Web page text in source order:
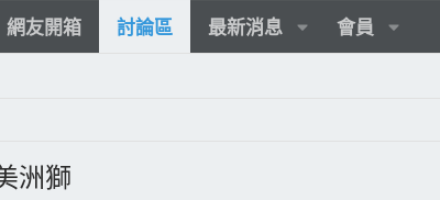
網友開箱 討論區 最新消息 會員
洲獅